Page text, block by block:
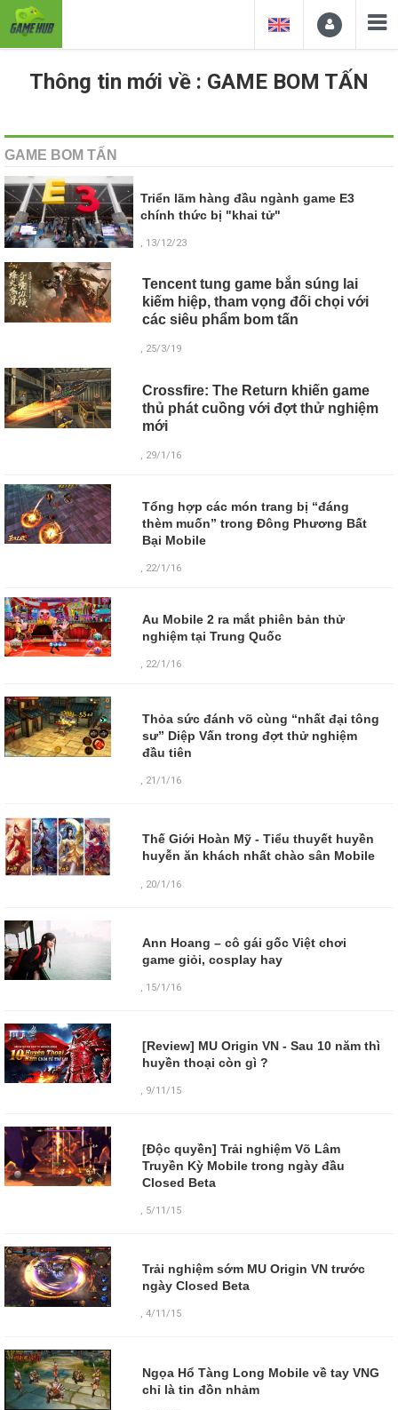
Thông tin mới về : GAME BOM TẤN
GAME BOM TẤN
Triển lãm hàng đầu ngành game E3
chính thức bị "khai tử"
, 13/12/23
Tencent tung game bắn súng lai
kiếm hiệp, tham vọng đối chọi với
các siêu phẩm bom tấn
, 25/3/19
Crossfire: The Return khiến game
thủ phát cuồng với đợt thử nghiệm
mới
, 29/1/16
Tổng hợp các món trang bị “đáng
thèm muốn” trong Đông Phương Bất
Bại Mobile
, 22/1/16
Au Mobile 2 ra mắt phiên bản thử
nghiệm tại Trung Quốc
, 22/1/16
Thỏa sức đánh võ cùng “nhất đại tông
sư” Diệp Vấn trong đợt thử nghiệm
đầu tiên
, 21/1/16
Thế Giới Hoàn Mỹ - Tiểu thuyết huyền
huyễn ăn khách nhất chào sân Mobile
20/1/16
Ann Hoang – cô gái gốc Việt chơi
game giỏi, cosplay hay
, 15/1/16
[Review] MU Origin VN - Sau 10 năm thì
huyền thoại còn gì ?
, 9/11/15
[Độc quyền] Trải nghiệm Võ Lâm
Truyền Kỳ Mobile trong ngày đầu
Closed Beta
, 5/11/15
Trải nghiệm sớm MU Origin VN trước
ngày Closed Beta
,4/11/15
Ngọa Hổ Tàng Long Mobile về tay VNG
chỉ là tin đồn nhảm